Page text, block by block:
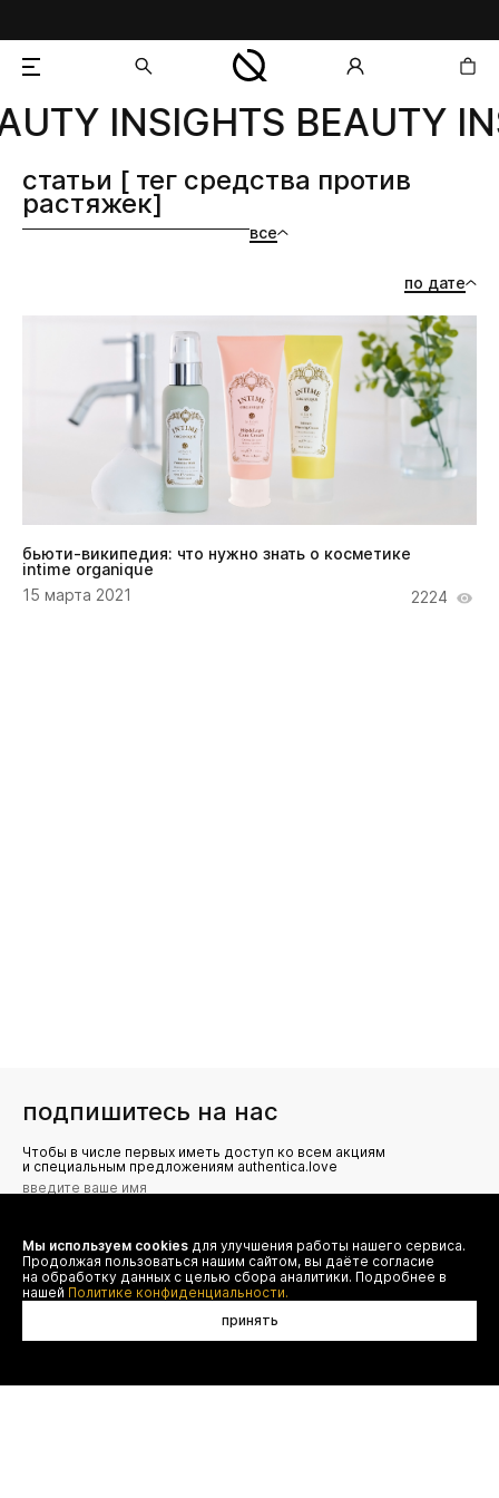
добавлен в корзину
INSIGHTS BEAUTY
все
статьи [ тег средства против
растяжек]
по дате
бьюти-википедия: что нужно знать о косметике
intime organique
15 марта 2021
2224
подпишитесь на нас
Чтобы в числе первых иметь доступ ко всем акциям
и специальным предложениям authentica.love
Я даю согласие на сбор, обработку и хранение моих
персональных данных (имя, email, телефон) для получения
рекламных и информационных рассылок от ООО 'БТ
Юнайтед', а также ознакомлен(а) с
Политикой конфиденциальности
Мы используем cookies для улучшения работы нашего сервиса.
Продолжая пользоваться нашим сайтом, вы даёте согласие
на обработку данных с целью сбора аналитики. Подробнее в
нашей Политике конфиденциальности.
принять